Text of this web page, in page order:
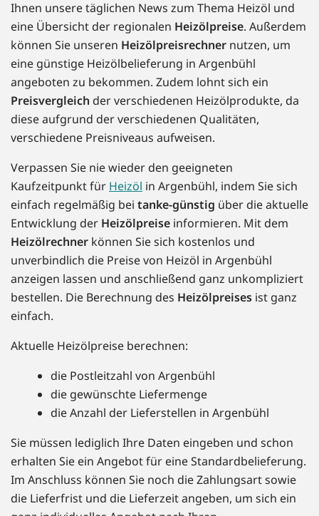
Ihnen unsere täglichen News zum Thema Heizöl und
eine Übersicht der regionalen Heizölpreise. Außerdem
können Sie unseren Heizölpreisrechner nutzen, um
eine günstige Heizölbelieferung in Argenbühl
angeboten zu bekommen. Zudem lohnt sich ein
Preisvergleich der verschiedenen Heizölprodukte, da
diese aufgrund der verschiedenen Qualitäten,
verschiedene Preisniveaus aufweisen.
Verpassen Sie nie wieder den geeigneten
Kaufzeitpunkt für Heizöl in Argenbühl, indem Sie sich
einfach regelmäßig bei tanke-günstig über die aktuelle
Entwicklung der Heizölpreise informieren. Mit dem
Heizölrechner können Sie sich kostenlos und
unverbindlich die Preise von Heizöl in Argenbühl
anzeigen lassen und anschließend ganz unkompliziert
bestellen. Die Berechnung des Heizölpreises ist ganz
einfach.
Aktuelle Heizölpreise berechnen:
die Postleitzahl von Argenbühl
die gewünschte Liefermenge
die Anzahl der Lieferstellen in Argenbühl
Sie müssen lediglich Ihre Daten eingeben und schon
erhalten Sie ein Angebot für eine Standardbelieferung.
Im Anschluss können Sie noch die Zahlungsart sowie
die Lieferfrist und die Lieferzeit angeben, um sich ein